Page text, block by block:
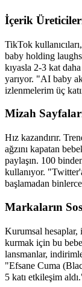
İçerik
TikTok
baby holding
kıyasla 2-3 kat
yarıyor. "AI baby
izlenmelerim üç
Mizah
Hız kazandırır.
ağzını kapatan
paylaşın. 100
kullanıyor.
başlamadan
Markaların
Kurumsal hesaplar,
kurmak için bu
lansmanlar,
"Efsane Cuma
5 katı etkileşim